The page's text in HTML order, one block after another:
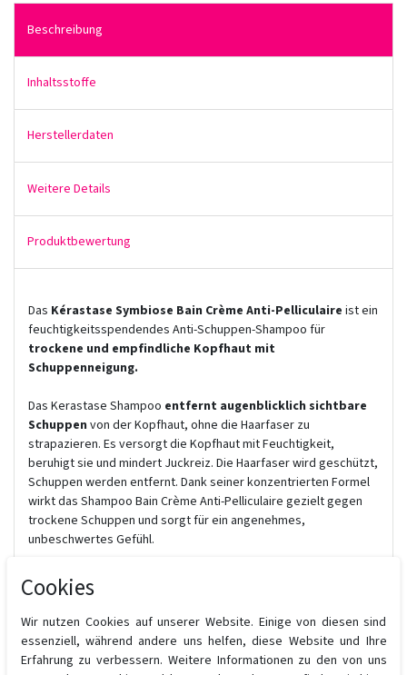
Beschreibung
Inhaltsstoffe
Herstellerdaten
Weitere Details
Produktbewertung
Das Kérastase Symbiose Bain Crème Anti-Pelliculaire ist ein
feuchtigkeitsspendendes Anti-Schuppen-Shampoo für
trockene und empfindliche Kopfhaut mit
Schuppenneigung.
Das Kerastase Shampoo entfernt augenblicklich sichtbare
Schuppen von der Kopfhaut, ohne die Haarfaser zu
strapazieren. Es versorgt die Kopfhaut mit Feuchtigkeit,
beruhigt sie und mindert Juckreiz. Die Haarfaser wird geschützt,
Schuppen werden entfernt. Dank seiner konzentrierten Formel
wirkt das Shampoo Bain Crème Anti-Pelliculaire gezielt gegen
trockene Schuppen und sorgt für ein angenehmes,
unbeschwertes Gefühl.
Das Shampoo Bain Crème Anti-Pelliculaire verströmt einen
umhüllenden Duft mit Noten von Mandarine, Blutorange und
Jasmin. Die Textur umhüllt das Haar und sorgt für ein
unvergessliches sinnliches Erlebnis.
Cookies
Wir nutzen Cookies auf unserer Website. Einige von diesen sind
essenziell, während andere uns helfen, diese Website und Ihre
Erfahrung zu verbessern. Weitere Informationen zu den von uns